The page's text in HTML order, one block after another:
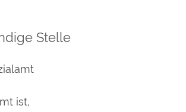
Stelle
ist,